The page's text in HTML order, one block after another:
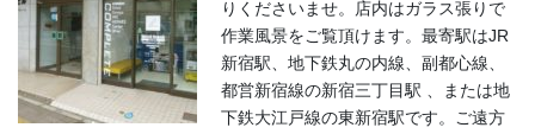
りくださいませ。店内はガラス張りで
作業風景をご覧頂けます。最寄駅はJR
新宿駅、地下鉄丸の内線、副都心線、
都営新宿線の新宿三丁目駅 、または地
下鉄大江戸線の東新宿駅です。ご遠方